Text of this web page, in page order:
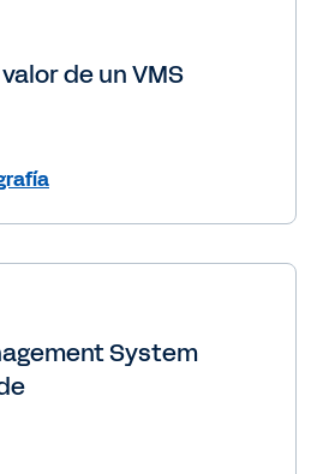
de un VMS
System